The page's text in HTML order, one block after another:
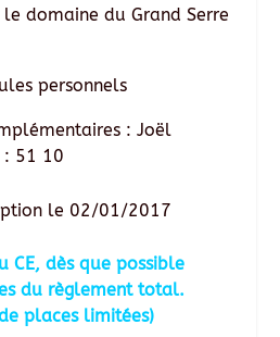
domaine du Grand Serre
personnels
: Joël
: 51 10
le 02/01/2017
CE, dès que possible
du règlement total.
places limitées)